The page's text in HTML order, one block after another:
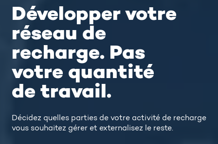
Développer votre
réseau de
recharge. Pas
votre quantité
de travail.
Décidez quelles parties de votre activité de recharge
vous souhaitez gérer et externalisez le reste.